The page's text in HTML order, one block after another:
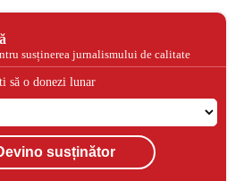
susținerea jurnalismului de calitate
să o donezi lunar
susținător